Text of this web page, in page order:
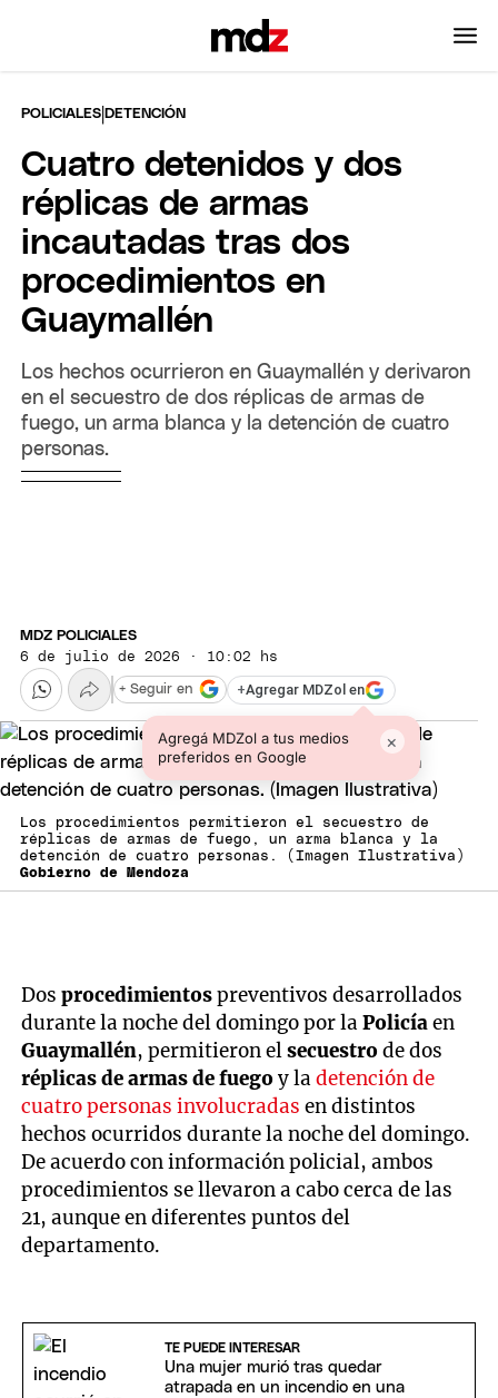
POLICIALES |DETENCIÓN
Cuatro detenidos y dos
réplicas de armas
incautadas tras dos
procedimientos en
Guaymallén
Los hechos ocurrieron en Guaymallén y derivaron
en el secuestro de dos réplicas de armas de
fuego, un arma blanca y la detención de cuatro
personas.
MDZ POLICIALES
6 de julio de 2026 · 10:02 hs
+Agregar MDZol en
Agregá MDZol a tus medios
preferidos en Google
×
+ Seguir en
Los procedimientos permitieron el secuestro de
réplicas de armas de fuego, un arma blanca y la
detención de cuatro personas. (Imagen Ilustrativa)
Gobierno de Mendoza
Dosprocedimientospreventivos desarrollados
durante la noche del domingo por laPolicíaen
Guaymallén, permitieron elsecuestrode dos
réplicas de armas de fuegoy ladetención de
cuatro personas involucradas en distintos
hechos ocurridos durante la noche del domingo.
De acuerdo con información policial, ambos
procedimientos se llevaron a cabo cerca de las
21, aunque en diferentes puntos del
departamento.
TE PUEDE INTERESAR
Una mujer murió tras quedar
atrapada en un incendio en una